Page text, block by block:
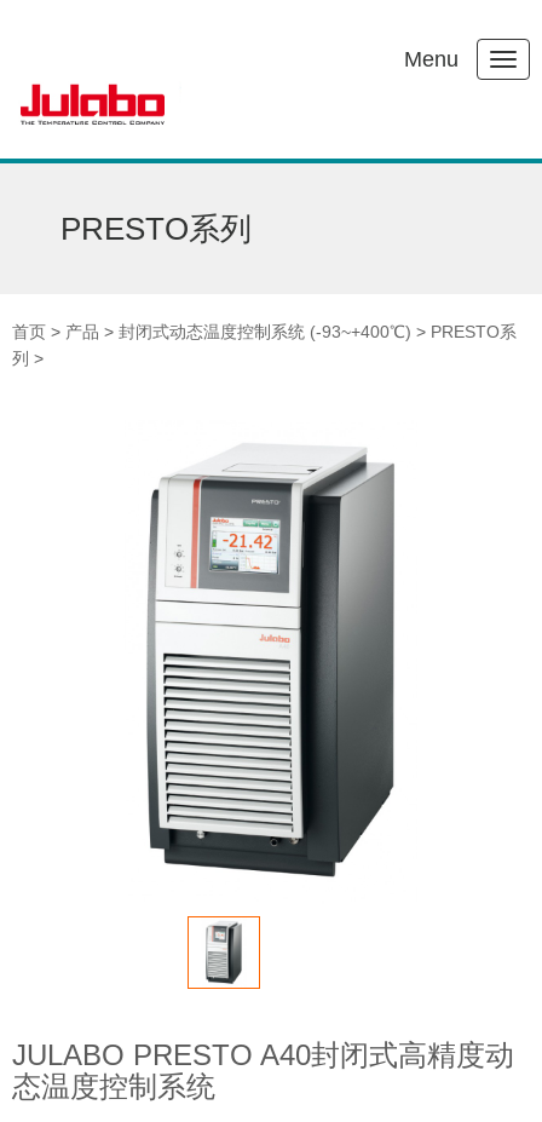
Menu
PRESTO系列
首页 > 产品 > 封闭式动态温度控制系统 (-93~+400℃) > PRESTO系
列 >
JULABO PRESTO A40封闭式高精度动
态温度控制系统